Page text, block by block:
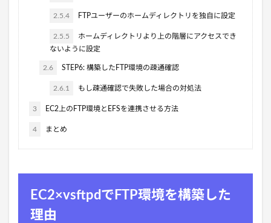
2.5.4 FTPユーザーのホームディレクトリを独自に設定
2.5.5
ホームディレクトリより上の階層にアクセスでき
ないように設定
2.6 STEP6: 構築したFTP環境の疎通確認
2.6.1 もし疎通確認で失敗した場合の対処法
3 EC2上のFTP環境とEFSを連携させる方法
4 まとめ
EC2×vsftpdでFTP環境を構築した
理由